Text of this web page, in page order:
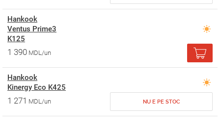
Hankook
Ventus Prime3
K125
1 390 MDL/un
Hankook
Kinergy Eco K425
1 271 MDL/un NU E PE STOC